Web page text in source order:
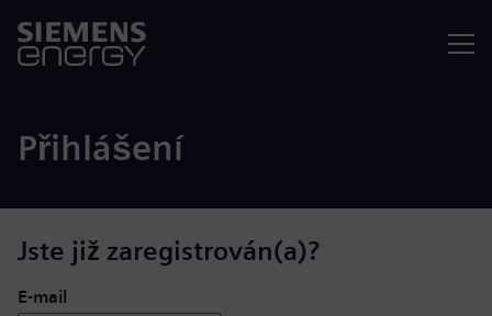
Přihlášení
Jste již zaregistrován(a)?
Přihlášení: uživatel a heslo
E-mail